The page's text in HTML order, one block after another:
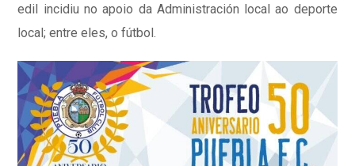
edil incidiu no apoio da Administración local ao deporte
local; entre eles, o fútbol.